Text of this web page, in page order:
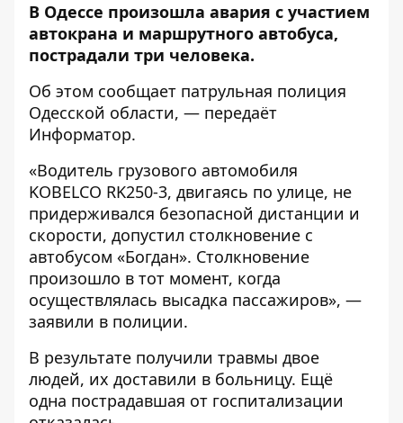
В Одессе произошла авария с участием
автокрана и маршрутного автобуса,
пострадали три человека.
Об этом сообщает патрульная полиция
Одесской области, — передаёт
Информатор.
«Водитель грузового автомобиля
KOBELCO RK250-3, двигаясь по улице, не
придерживался безопасной дистанции и
скорости, допустил столкновение с
автобусом «Богдан». Столкновение
произошло в тот момент, когда
осуществлялась высадка пассажиров», —
заявили в полиции.
В результате получили травмы двое
людей, их доставили в больницу. Ещё
одна пострадавшая от госпитализации